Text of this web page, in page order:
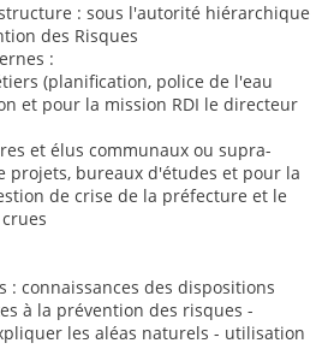
: sous l'autorité hiérarchique
des Risques
:
(planification, police de l'eau
et pour la mission RDI le directeur
et élus communaux ou supra-
projets, bureaux d'études et pour la
de crise de la préfecture et le
: connaissances des dispositions
à la prévention des risques -
les aléas naturels - utilisation